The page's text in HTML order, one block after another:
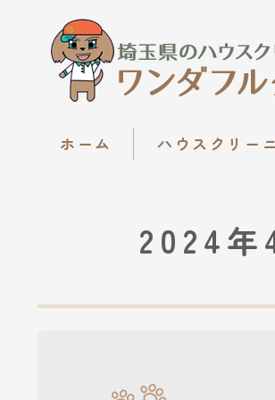
ホーム ハウスクリー
2024年